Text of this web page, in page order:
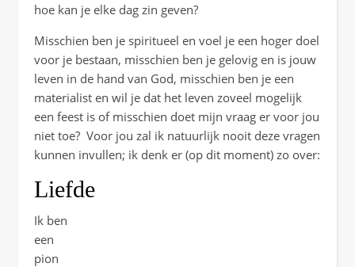
hoe kan je elke dag zin geven?
Misschien ben je spiritueel en voel je een hoger doel
voor je bestaan, misschien ben je gelovig en is jouw
leven in de hand van God, misschien ben je een
materialist en wil je dat het leven zoveel mogelijk
een feest is of misschien doet mijn vraag er voor jou
niet toe? Voor jou zal ik natuurlijk nooit deze vragen
kunnen invullen; ik denk er (op dit moment) zo over:
Liefde
Ik ben
een
pion